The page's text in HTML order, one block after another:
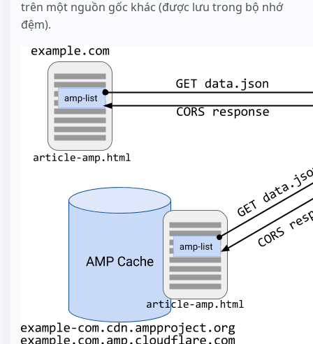
trên một nguồn gốc khác (được lưu trong bộ nhớ
đệm).